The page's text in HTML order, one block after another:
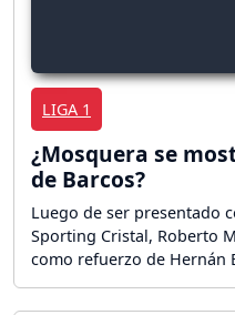
LIGA 1
¿Mosquera se
de Barcos?
Luego de ser presentado
Sporting Cristal, Roberto
como refuerzo de Hernán